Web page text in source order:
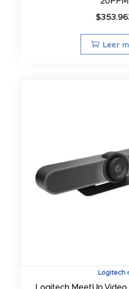
$
Leer
Logitech
Logitech MeetUp